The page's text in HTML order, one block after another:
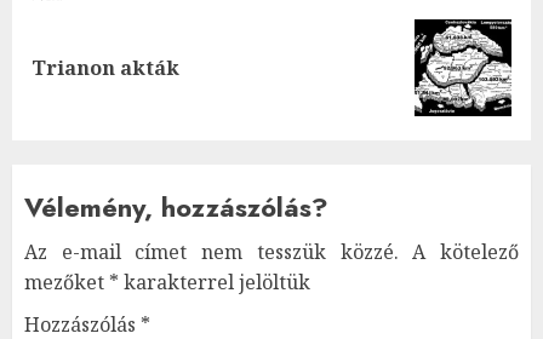
Next
Trianon akták
Vélemény, hozzászólás?
Az e-mail címet nem tesszük közzé. A kötelező
mezőket * karakterrel jelöltük
Hozzászólás *